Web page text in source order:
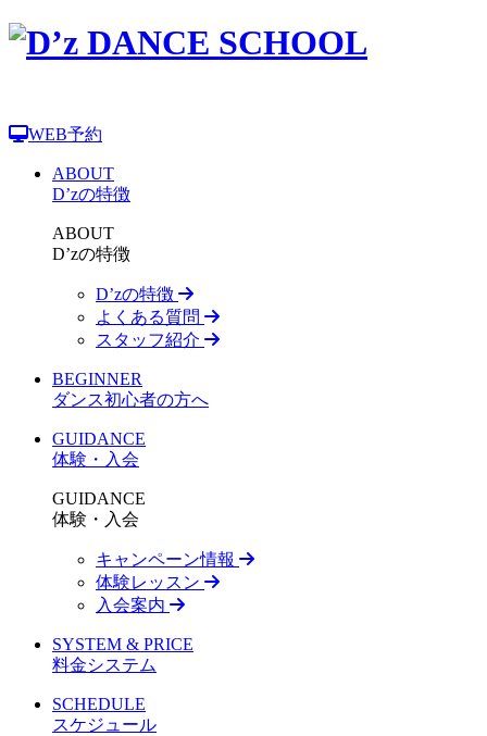
WEB予約
ABOUT
D’zの特徴
ABOUT
D’zの特徴
D’zの特徴
よくある質問
スタッフ紹介
BEGINNER
ダンス初心者の方へ
GUIDANCE
体験・入会
GUIDANCE
体験・入会
キャンペーン情報
体験レッスン
入会案内
SYSTEM & PRICE
料金システム
SCHEDULE
スケジュール